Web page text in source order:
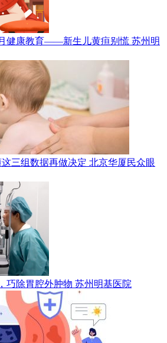
月健康教育——新生儿黄疸别慌 苏州明
三组数据再做决定 北京华厦民众眼
巧除胃腔外肿物 苏州明基医院